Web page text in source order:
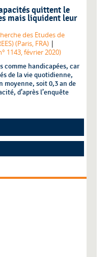
quittent le
mais liquident leur
des Etudes de
(Paris, FRA) |
1143, février 2020)
comme handicapées, car
de la vie quotidienne,
moyenne, soit 0,3 an de
d’après l’enquête